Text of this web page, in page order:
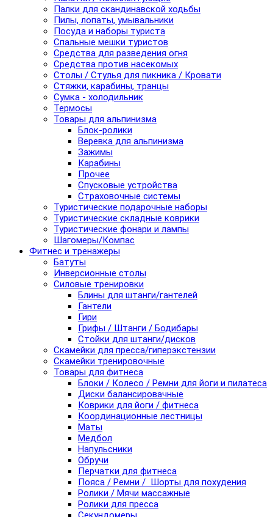
Палки для скандинавской ходьбы
Пилы, лопаты, умывальники
Посуда и наборы туриста
Спальные мешки туристов
Средства для разведения огня
Средства против насекомых
Столы / Стулья для пикника / Кровати
Стяжки, карабины, транцы
Сумка - холодильник
Термосы
Товары для альпинизма
Блок-ролики
Веревка для альпинизма
Зажимы
Карабины
Прочее
Спусковые устройства
Страховочные системы
Туристические подарочные наборы
Туристические складные коврики
Туристические фонари и лампы
Шагомеры/Компас
Фитнес и тренажеры
Батуты
Инверсионные столы
Силовые тренировки
Блины для штанги/гантелей
Гантели
Гири
Грифы / Штанги / Бодибары
Стойки для штанги/дисков
Скамейки для пресса/гиперэкстензии
Скамейки тренировочные
Товары для фитнеса
Блоки / Колесо / Ремни для йоги и пилатеса
Диски балансировачные
Коврики для йоги / фитнеса
Координационные лестницы
Маты
Медбол
Напульсники
Обручи
Перчатки для фитнеса
Пояса / Ремни / Шорты для похудения
Ролики / Мячи массажные
Ролики для пресса